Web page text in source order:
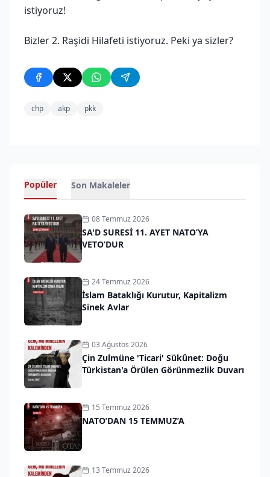
istiyoruz!
Bizler 2. Raşidi Hilafeti istiyoruz. Peki ya sizler?
chp akp pkk
Popüler Son Makaleler
08 Temmuz 2026
SA'D SURESİ 11. AYET NATO’YA
VETO’DUR
24 Temmuz 2026
İslam Bataklığı Kurutur, Kapitalizm
Sinek Avlar
03 Ağustos 2026
Çin Zulmüne 'Ticari' Sükûnet: Doğu
Türkistan'a Örülen Görünmezlik Duvarı
15 Temmuz 2026
NATO’DAN 15 TEMMUZ’A
13 Temmuz 2026